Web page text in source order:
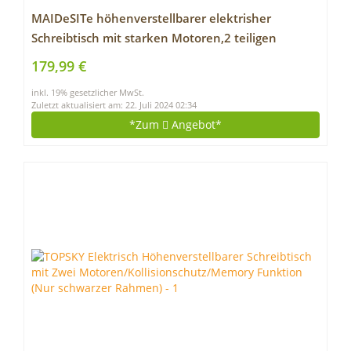
MAIDeSITe höhenverstellbarer elektrisher
Schreibtisch mit starken Motoren,2 teiligen
Beinen sowie auch 4 Memory-Steuerung und
Kollisionschutz Funktion(Schwarz)
179,99 €
inkl. 19% gesetzlicher MwSt.
Zuletzt aktualisiert am: 22. Juli 2024 02:34
*Zum Angebot*